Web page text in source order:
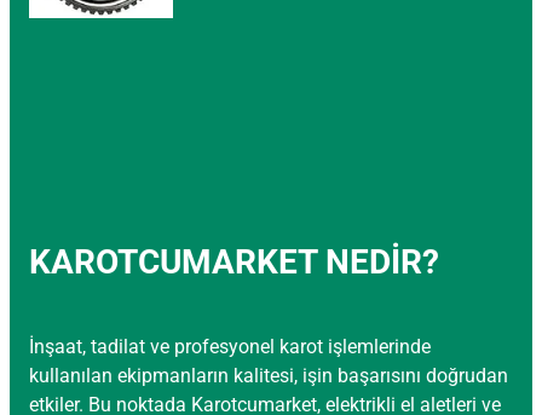
KAROTCUMARKET NEDİR?
İnşaat, tadilat ve profesyonel karot işlemlerinde
kullanılan ekipmanların kalitesi, işin başarısını doğrudan
etkiler. Bu noktada Karotcumarket, elektrikli el aletleri ve